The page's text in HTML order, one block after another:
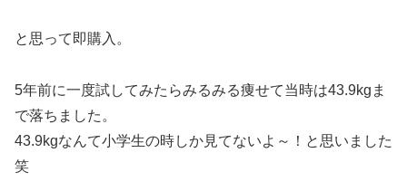
と思って即購入。
5年前に一度試してみたらみるみる痩せて当時は43.9kgま
で落ちました。
43.9kgなんて小学生の時しか見てないよ～！と思いました
笑